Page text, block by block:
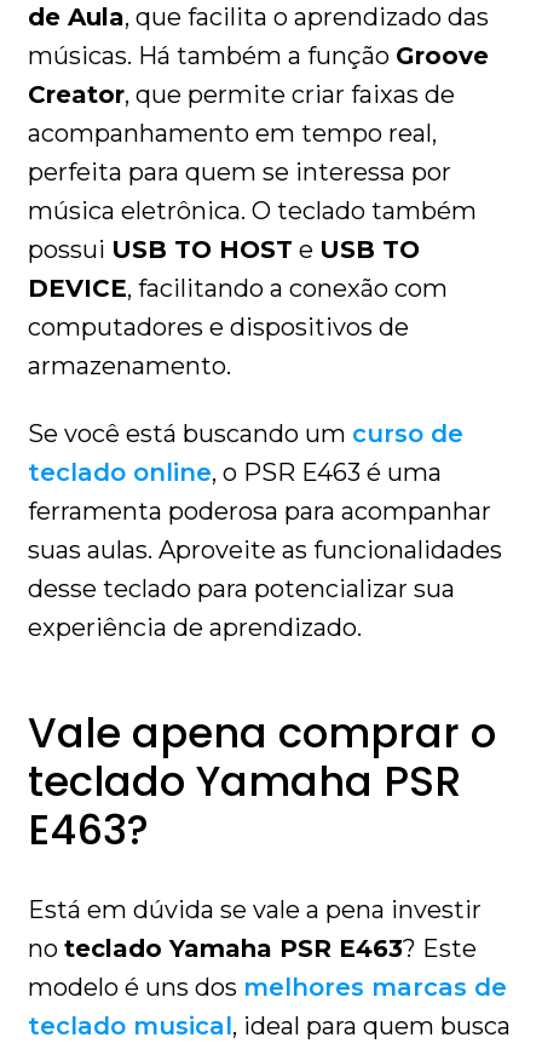
de Aula, que facilita o aprendizado das
músicas. Há também a função Groove
Creator, que permite criar faixas de
acompanhamento em tempo real,
perfeita para quem se interessa por
música eletrônica. O teclado também
possui USB TO HOST e USB TO
DEVICE, facilitando a conexão com
computadores e dispositivos de
armazenamento.
Se você está buscando um curso de
teclado online, o PSR E463 é uma
ferramenta poderosa para acompanhar
suas aulas. Aproveite as funcionalidades
desse teclado para potencializar sua
experiência de aprendizado.
Vale apena comprar o
teclado Yamaha PSR
E463?
Está em dúvida se vale a pena investir
noteclado Yamaha PSR E463? Este
modelo é uns dos melhores marcas de
teclado musical, ideal para quem busca